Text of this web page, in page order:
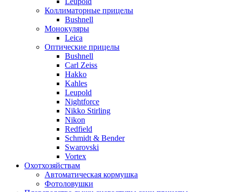
Коллиматорные прицелы
Bushnell
Монокуляры
Leica
Оптические прицелы
Bushnell
Carl Zeiss
Hakko
Kahles
Leupold
Nightforce
Nikko Stirling
Nikon
Redfield
Schmidt & Bender
Swarovski
Vortex
Охотхозяйствам
Автоматическая кормушка
Фотоловушки